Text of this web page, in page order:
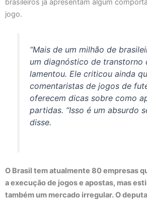
brasileiros já apresentam algum
jogo.
“Mais de um milhão de
um diagnóstico de transtorno
lamentou. Ele criticou ainda
comentaristas de jogos de
oferecem dicas sobre como
partidas. “Isso é um absurdo
disse.
O Brasil tem atualmente 80 empresas
a execução de jogos e apostas, mas
também um mercado irregular. O